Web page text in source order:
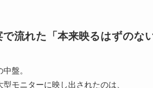
で流れた「本来映るはずのな
盤。
モニターに映し出されたのは、